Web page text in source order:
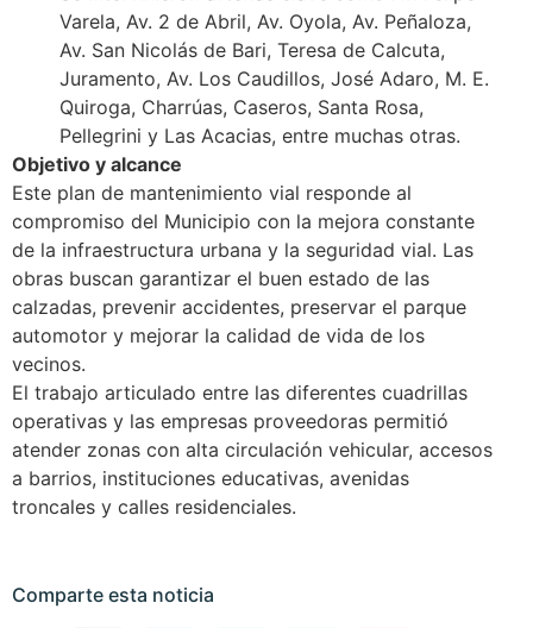
Varela, Av. 2 de Abril, Av. Oyola, Av. Peñaloza,
Av. San Nicolás de Bari, Teresa de Calcuta,
Juramento, Av. Los Caudillos, José Adaro, M. E.
Quiroga, Charrúas, Caseros, Santa Rosa,
Pellegrini y Las Acacias, entre muchas otras.
Objetivo y alcance
Este plan de mantenimiento vial responde al
compromiso del Municipio con la mejora constante
de la infraestructura urbana y la seguridad vial. Las
obras buscan garantizar el buen estado de las
calzadas, prevenir accidentes, preservar el parque
automotor y mejorar la calidad de vida de los
vecinos.
El trabajo articulado entre las diferentes cuadrillas
operativas y las empresas proveedoras permitió
atender zonas con alta circulación vehicular, accesos
a barrios, instituciones educativas, avenidas
troncales y calles residenciales.
Comparte esta noticia